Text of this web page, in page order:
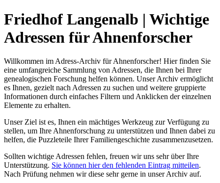
Friedhof Langenalb | Wichtige
Adressen für Ahnenforscher
Willkommen im Adress-Archiv für Ahnenforscher! Hier finden Sie
eine umfangreiche Sammlung von Adressen, die Ihnen bei Ihrer
genealogischen Forschung helfen können. Unser Archiv ermöglicht
es Ihnen, gezielt nach Adressen zu suchen und weitere gruppierte
Informationen durch einfaches Filtern und Anklicken der einzelnen
Elemente zu erhalten.
Unser Ziel ist es, Ihnen ein mächtiges Werkzeug zur Verfügung zu
stellen, um Ihre Ahnenforschung zu unterstützen und Ihnen dabei zu
helfen, die Puzzleteile Ihrer Familiengeschichte zusammenzusetzen.
Sollten wichtige Adressen fehlen, freuen wir uns sehr über Ihre
Unterstützung. Sie können hier den fehlenden Eintrag mitteilen.
Nach Prüfung nehmen wir diese sehr gerne in unser Archiv auf.